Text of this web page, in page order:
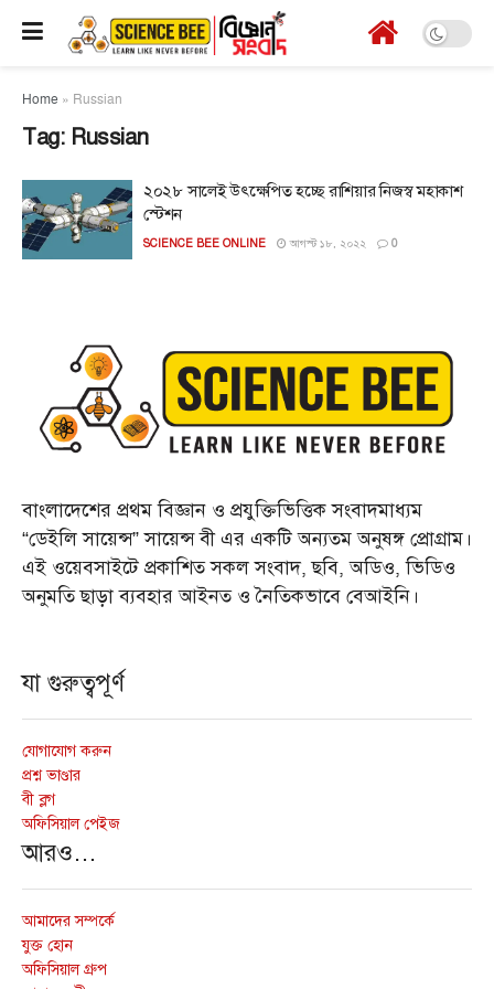
Home » Russian
Tag: Russian
২০২৮ সালেই উৎক্ষেপিত হচ্ছে রাশিয়ার নিজস্ব মহাকাশ
স্টেশন
SCIENCE BEE ONLINE আগস্ট ১৮, ২০২২ 0
বাংলাদেশের প্রথম বিজ্ঞান ও প্রযুক্তিভিত্তিক সংবাদমাধ্যম
“ডেইলি সায়েন্স” সায়েন্স বী এর একটি অন্যতম অনুষঙ্গ প্রোগ্রাম।
এই ওয়েবসাইটে প্রকাশিত সকল সংবাদ, ছবি, অডিও, ভিডিও
অনুমতি ছাড়া ব্যবহার আইনত ও নৈতিকভাবে বেআইনি।
যা গুরুত্বপূর্ণ
যোগাযোগ করুন
প্রশ্ন ভাণ্ডার
বী ব্লগ
অফিসিয়াল পেইজ
আরও…
আমাদের সম্পর্কে
যুক্ত হোন
অফিসিয়াল গ্রুপ